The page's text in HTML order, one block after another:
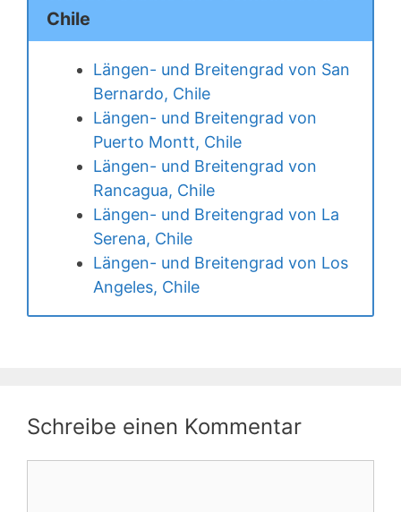
Chile
Längen- und Breitengrad von San
Bernardo, Chile
Längen- und Breitengrad von
Puerto Montt, Chile
Längen- und Breitengrad von
Rancagua, Chile
Längen- und Breitengrad von La
Serena, Chile
Längen- und Breitengrad von Los
Angeles, Chile
Schreibe einen Kommentar